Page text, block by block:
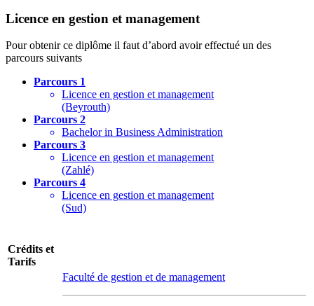
Licence en gestion et management
Pour obtenir ce diplôme il faut d’abord avoir effectué un des
parcours suivants
Parcours 1
Licence en gestion et management
(Beyrouth)
Parcours 2
Bachelor in Business Administration
Parcours 3
Licence en gestion et management
(Zahlé)
Parcours 4
Licence en gestion et management
(Sud)
Crédits et
Tarifs
Faculté de gestion et de management